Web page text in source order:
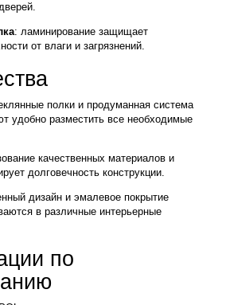
: ламинирование защищает
от влаги и загрязнений.
полки и продуманная система
удобно разместить все необходимые
качественных материалов и
долговечность конструкции.
дизайн и эмалевое покрытие
в различные интерьерные
по